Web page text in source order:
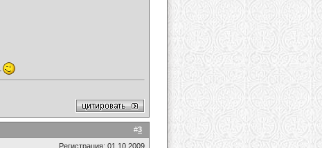
#3
Регистрация: 01.10.2009